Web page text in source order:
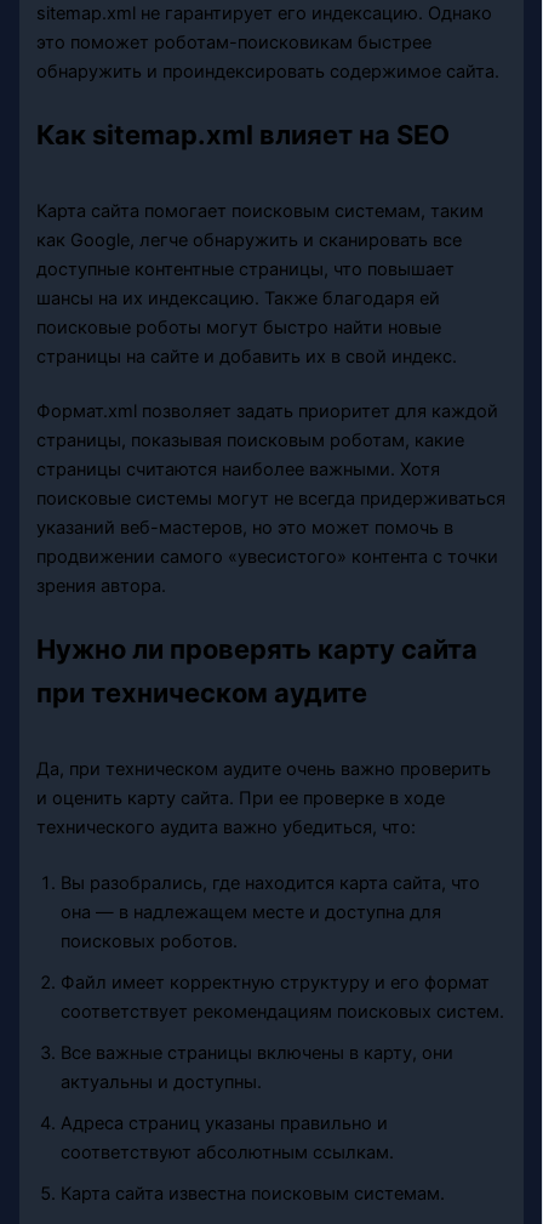
sitemap.xml не гарантирует его индексацию. Однако
это поможет роботам-поисковикам быстрее
обнаружить и проиндексировать содержимое сайта.
Как sitemap.xml влияет на SEO
Карта сайта помогает поисковым системам, таким
как Google, легче обнаружить и сканировать все
доступные контентные страницы, что повышает
шансы на их индексацию. Также благодаря ей
поисковые роботы могут быстро найти новые
страницы на сайте и добавить их в свой индекс.
Формат.xml позволяет задать приоритет для каждой
страницы, показывая поисковым роботам, какие
страницы считаются наиболее важными. Хотя
поисковые системы могут не всегда придерживаться
указаний веб-мастеров, но это может помочь в
продвижении самого «увесистого» контента с точки
зрения автора.
Нужно ли проверять карту сайта
при техническом аудите
Да, при техническом аудите очень важно проверить
и оценить карту сайта. При ее проверке в ходе
технического аудита важно убедиться, что:
Вы разобрались, где находится карта сайта, что
она — в надлежащем месте и доступна для
поисковых роботов.
Файл имеет корректную структуру и его формат
соответствует рекомендациям поисковых систем.
Все важные страницы включены в карту, они
актуальны и доступны.
Адреса страниц указаны правильно и
соответствуют абсолютным ссылкам.
Карта сайта известна поисковым системам.